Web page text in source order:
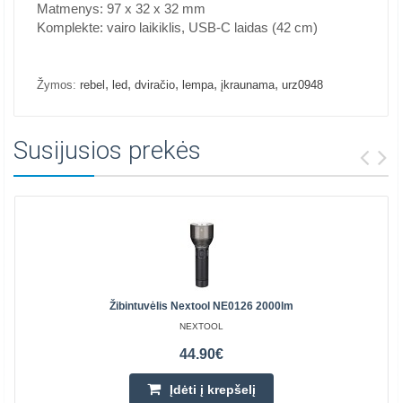
Matmenys: 97 x 32 x 32 mm
Komplekte: vairo laikiklis, USB-C laidas (42 cm)
Žymos: rebel , led, dviračio, lempa, įkraunama, urz0948
Susijusios prekės
Žibintuvėlis Nextool NE0126 2000lm
NEXTOOL
44.90€
Įdėti į krepšelį